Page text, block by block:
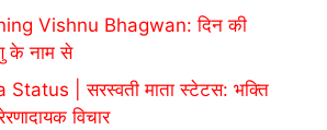
Vishnu Bhagwan: दिन की
के नाम से
| सरस्वती माता स्टेटस: भक्ति
विचार